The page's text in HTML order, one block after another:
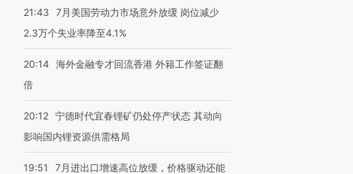
21:43
7月美国劳动力市场意外放缓 岗位减少
2.3万个失业率降至4.1%
20:14 海外金融专才回流香港 外籍工作签证翻
倍
20:12 宁德时代宜春锂矿仍处停产状态 其动向
影响国内锂资源供需格局
19:51
7月进出口增速高位放缓，价格驱动还能